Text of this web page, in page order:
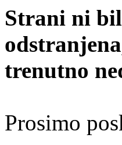
Strani ni
trenutno
Prosimo